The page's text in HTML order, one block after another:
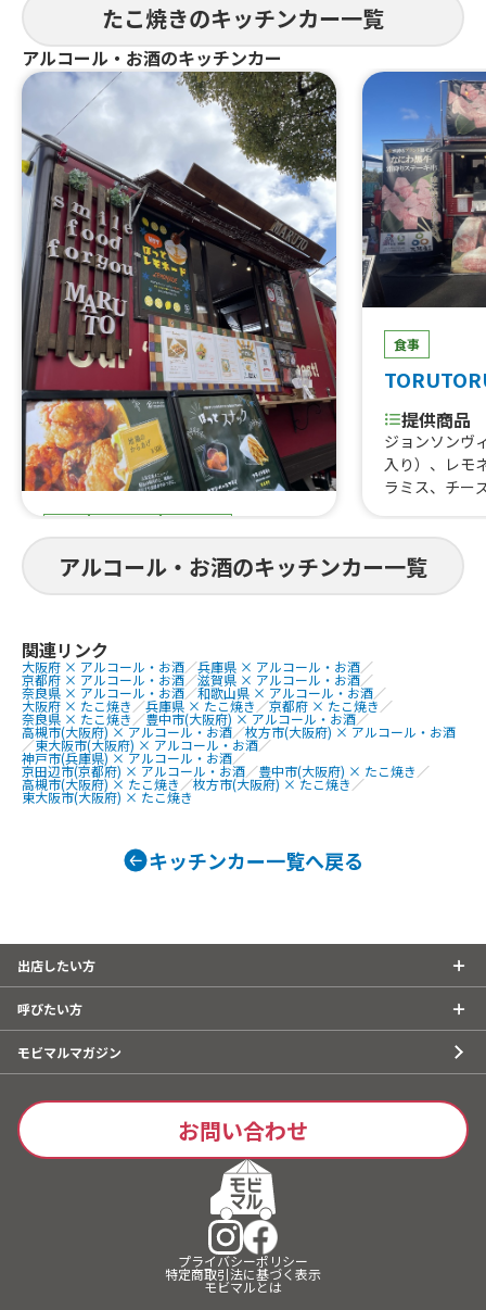
にわ黒牛ステーキ串、大阪梅ポーク肉
巻きおにぎり、ハラミ重(ランチ)900、
熟成ハラミ串ランチ、塩タン串ランチ、
焼肉丼、大阪美人カステラ15個、大阪
美人カステラ25個、大阪美人カステラ4
0個、チュロス、りんご飴、大阪産梅ポ
ーク焼きそば、カステラいちごパフ
ェ、焼き鳥、いちご飴、ビール、冷や
しパイン、なにわ黒牛の極上焼きそ
ば、フランクフルト、カキ氷、仙台牛
タン重、唐揚げ、焼き芋、ポテト、た
こ焼き
たこ焼きのキッチンカー一覧
アルコール・お酒のキッチンカー
まると
提供商品
ール、ゆめかわひんやりスイーツ、豚
角煮丼、かき氷、ほっとスナック、か
す大根、ホットレモネード、唐揚げ、le
monade、つくねフリット、つくねカ
レー、つくねライス
食事
提供商品
ジョンソンヴ
入り）、レモ
ラミス、チー
すじ煮込み、
重、はらみ
牛タン串、
にわ黒牛ステ
美人カステラ
0個、チュロ
ーク焼きそば
しパイン、な
アルコール・お酒のキッチンカー一覧
関連リンク
大阪府 × アルコール・お酒／兵庫県 × アルコール・お酒／
京都府 × アルコール・お酒／滋賀県 × アルコール・お酒／
奈良県 × アルコール・お酒／和歌山県 × アルコール・お酒／
大阪府 × たこ焼き／兵庫県 × たこ焼き ／京都府 × たこ焼き ／
奈良県 × たこ焼き／豊中市(大阪府) × アルコール・お酒／
高槻市(大阪府) × アルコール・お酒／枚方市(大阪府) × アルコール・お酒
／東大阪市(大阪府) × アルコール・お酒／
神戸市(兵庫県) × アルコール・お酒／
京田辺市(京都府) × アルコール・お酒／豊中市(大阪府) × たこ焼き ／
高槻市(大阪府) × たこ焼き ／枚方市(大阪府) × たこ焼き ／
東大阪市(大阪府) × たこ焼き
キッチンカー一覧へ戻る
出店したい方
呼びたい方
モビマルマガジン
お問い合わせ
プライバシーポリシー
特定商取引法に基づく表示
モビマルとは